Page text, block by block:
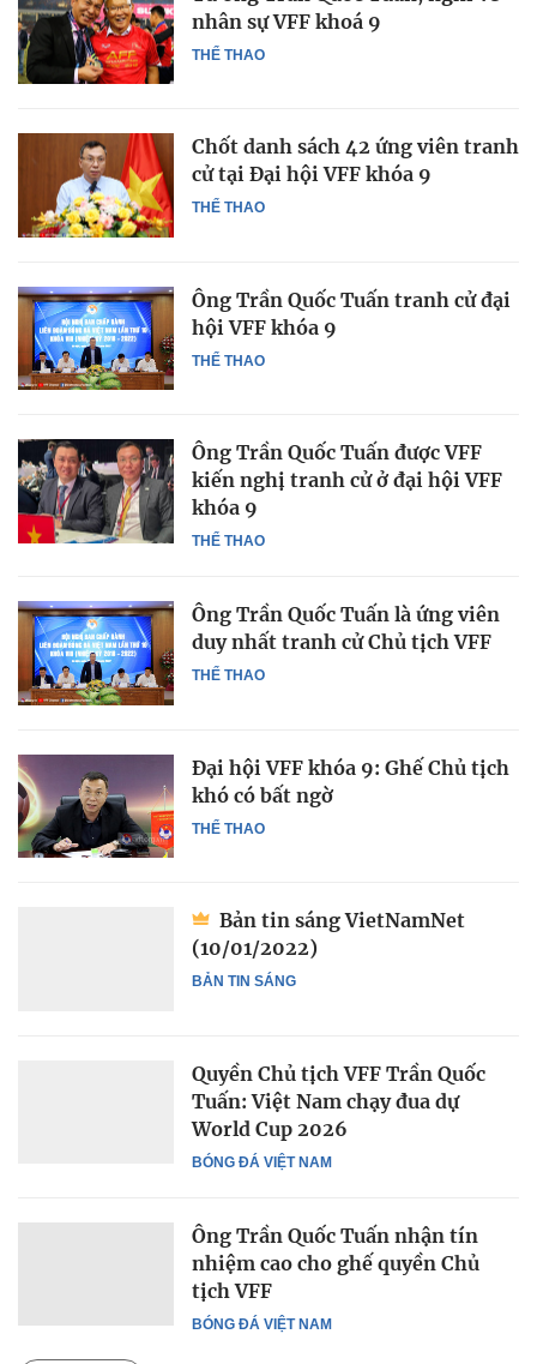
THỂ THAO
nhân sự VFF khoá 9
THỂ THAO
Chốt danh sách 42 ứng viên tranh
cử tại Đại hội VFF khóa 9
THỂ THAO
Ông Trần Quốc Tuấn tranh cử đại
hội VFF khóa 9
THỂ THAO
Ông Trần Quốc Tuấn được VFF
kiến nghị tranh cử ở đại hội VFF
khóa 9
THỂ THAO
Ông Trần Quốc Tuấn là ứng viên
duy nhất tranh cử Chủ tịch VFF
THỂ THAO
Đại hội VFF khóa 9: Ghế Chủ tịch
khó có bất ngờ
BẢN TIN SÁNG
Bản tin sáng VietNamNet
(10/01/2022)
BÓNG ĐÁ VIỆT NAM
Quyền Chủ tịch VFF Trần Quốc
Tuấn: Việt Nam chạy đua dự
World Cup 2026
BÓNG ĐÁ VIỆT NAM
Ông Trần Quốc Tuấn nhận tín
nhiệm cao cho ghế quyền Chủ
tịch VFF